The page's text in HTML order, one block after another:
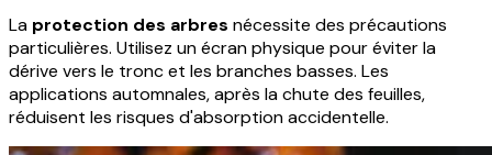
La protection des arbres nécessite des précautions
particulières. Utilisez un écran physique pour éviter la
dérive vers le tronc et les branches basses. Les
applications automnales, après la chute des feuilles,
réduisent les risques d'absorption accidentelle.